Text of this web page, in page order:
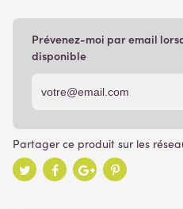
Prévenez-moi par email
disponible